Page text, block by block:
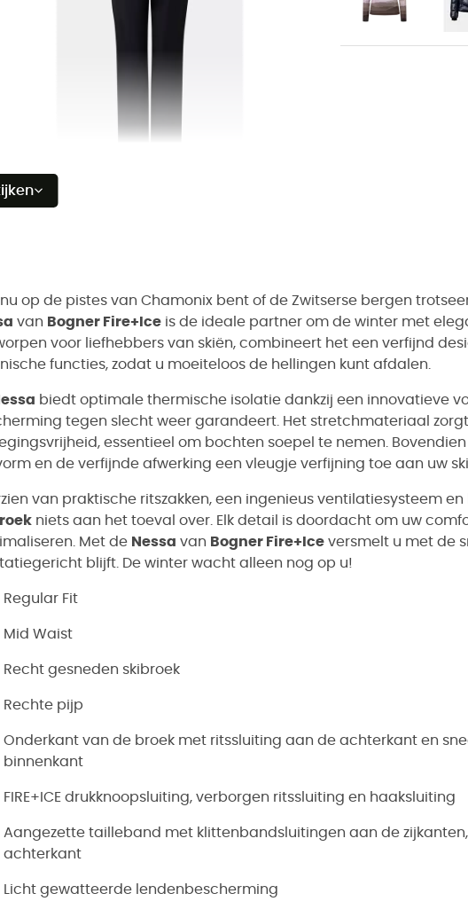
op de pistes van Chamonix bent of de Zwitserse bergen
van Bogner Fire+Ice is de ideale partner om de winter met
voor liefhebbers van skiën, combineert het een verfijnd
functies, zodat u moeiteloos de hellingen kunt afdalen.
biedt optimale thermische isolatie dankzij een innovatieve
tegen slecht weer garandeert. Het stretchmateriaal
essentieel om bochten soepel te nemen.
en de verfijnde afwerking een vleugje verfijning toe aan uw
van praktische ritszakken, een ingenieus ventilatiesysteem
niets aan het toeval over. Elk detail is doordacht om uw
Met de Nessa van Bogner Fire+Ice versmelt u met de
blijft. De winter wacht alleen nog op u!
Regular Fit
Mid Waist
Recht gesneden skibroek
Rechte pijp
Onderkant van de broek met ritssluiting aan de achterkant en
binnenkant
FIRE+ICE drukknoopsluiting, verborgen ritssluiting en haaksluiting
Aangezette tailleband met klittenbandsluitingen aan de
achterkant
Licht gewatteerde lendenbescherming